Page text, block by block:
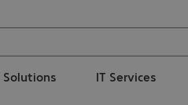
Solutions IT Services